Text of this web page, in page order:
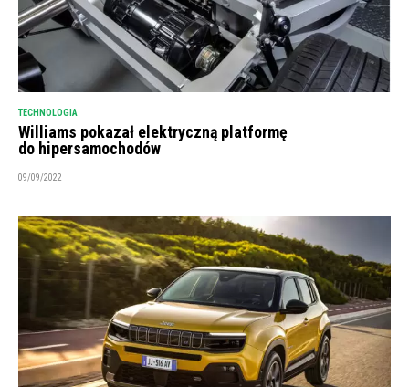
TECHNOLOGIA
Williams pokazał elektryczną platformę
do hipersamochodów
09/09/2022